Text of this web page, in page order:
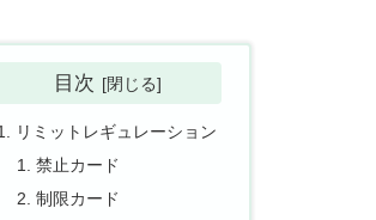
目次
リミットレギュレーション
禁止カード
制限カード